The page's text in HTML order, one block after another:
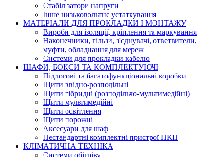
Cтабілізатори напруги
Інше низьковольтне устаткування
МАТЕРІАЛИ ДЛЯ ПРОКЛАДКИ І МОНТАЖУ
Вироби для ізоляції, кріплення та маркування
Наконечники, гільзи, з'єднувачі, ответвители,
муфти, обладнання для мереж
Системи для прокладки кабелю
ШАФИ, БОКСИ ТА КОМПЛЕКТУЮЧІ
Підлогові та багатофункціональні коробки
Щити ввідно-розподільні
Щити гібридні (розподільчо-мультимедійні)
Щити мультимедійні
Щити освітлення
Щити порожні
Аксесуари для шаф
Нестандартні комплектні пристрої НКП
КЛІМАТИЧНА ТЕХНІКА
Системи обігріву